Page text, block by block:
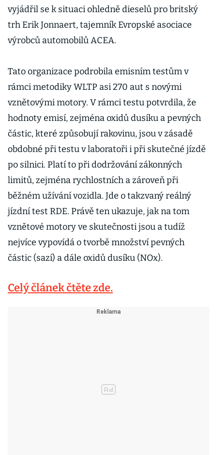
vyjádřil se k situaci ohledně dieselů pro britský
trh Erik Jonnaert, tajemník Evropské asociace
výrobců automobilů ACEA.
Tato organizace podrobila emisním testům v
rámci metodiky WLTP asi 270 aut s novými
vznětovými motory. V rámci testu potvrdila, že
hodnoty emisí, zejména oxidů dusíku a pevných
částic, které způsobují rakovinu, jsou v zásadě
obdobné při testu v laboratoři i při skutečné jízdě
po silnici. Platí to při dodržování zákonných
limitů, zejména rychlostních a zároveň při
běžném užívání vozidla. Jde o takzvaný reálný
jízdní test RDE. Právě ten ukazuje, jak na tom
vznětové motory ve skutečnosti jsou a tudíž
nejvíce vypovídá o tvorbě množství pevných
částic (sazí) a dále oxidů dusíku (NOx).
Celý článek čtěte zde.